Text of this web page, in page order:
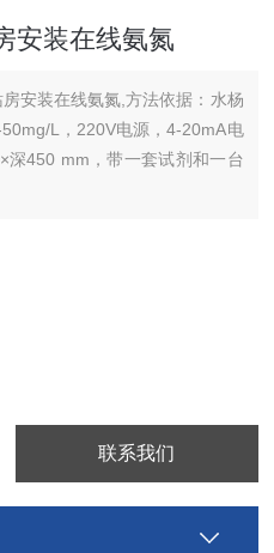
安装在线氨氮
安装在线氨氮,方法依据：水杨
L，220V电源，4-20mA电
深450 mm，带一套试剂和一台
联系我们